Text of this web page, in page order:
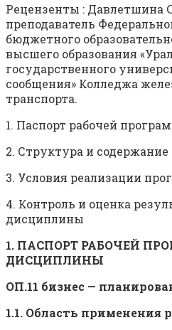
Рецензенты : Давлетшина
преподаватель
бюджетного
высшего образования
государственного
сообщения» Колледжа
транспорта.
1. Паспорт рабочей
2. Структура и
3. Условия реализации
4. Контроль и оценка
дисциплины
1. ПАСПОРТ РАБОЧЕЙ
ДИСЦИПЛИНЫ
ОП.11 бизнес —
1.1. Область применения